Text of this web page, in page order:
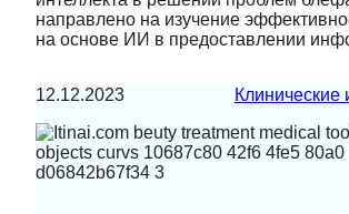
направлено на изучение
на основе ИИ в предоставлении
12.12.2023 Клинические